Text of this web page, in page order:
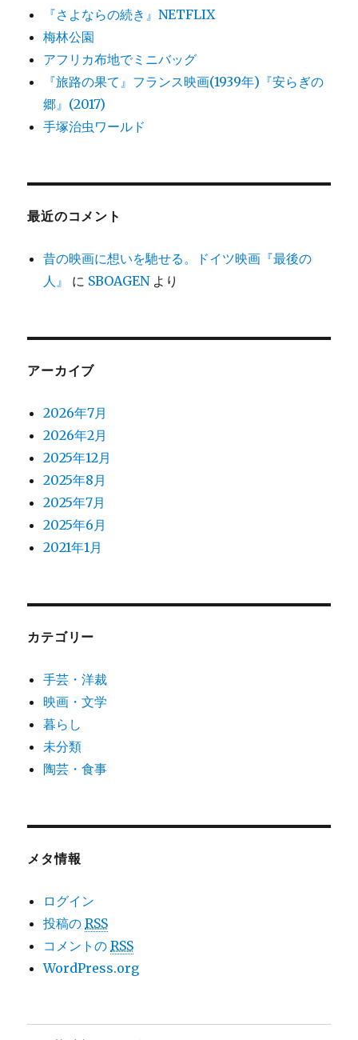
『さよならの続き』NETFLIX
梅林公園
アフリカ布地でミニバッグ
『旅路の果て』フランス映画(1939年)『安らぎの
郷』(2017)
手塚治虫ワールド
最近のコメント
昔の映画に想いを馳せる。ドイツ映画『最後の
人』
に SBOAGENより
アーカイブ
2026年7月
2026年2月
2025年12月
2025年8月
2025年7月
2025年6月
2021年1月
カテゴリー
手芸・洋裁
映画・文学
暮らし
未分類
陶芸・食事
メタ情報
ログイン
投稿のRSS
コメントのRSS
WordPress.org